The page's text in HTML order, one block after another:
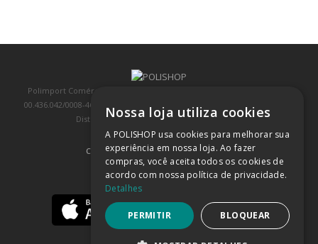
Polimport Comércio e Exportação LTDA, inscrita no CNPJ/MF sob o nº
00.436.042/0008-46, IE 407.458.707.103, com sede na Rua Kanebo, nº 175,
Distrito Industrial, Jundiaí/SP, CEP: 13213-090
COMPRA 100% SEGURA (SAIBA MAIS)
BAIXE NOSSO APP
Nossa loja utiliza cookies
A POLISHOP usa cookies para melhorar sua
experiência em nossa loja. Ao fazer
compras, você aceita todos os cookies de
acordo com nossa política de privacidade.
Detalhes
PERMITIR BLOQUEAR